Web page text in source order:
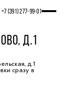
+7 (391) 277‒99‒01
Д.1
д.1
сразу в